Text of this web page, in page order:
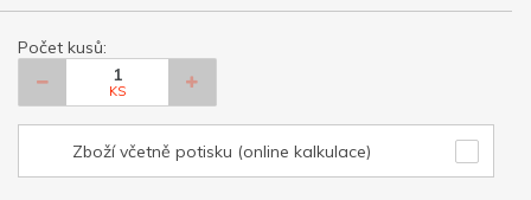
Počet kusů:
KS
Zboží včetně potisku (online kalkulace)